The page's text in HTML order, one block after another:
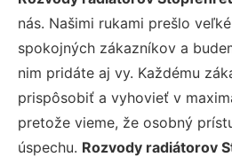
nás. Našimi rukami prešlo
spokojných zákazníkov a
nim pridáte aj vy. Každému
prispôsobiť a vyhovieť v
pretože vieme, že osobný
úspechu. Rozvody radiátorov